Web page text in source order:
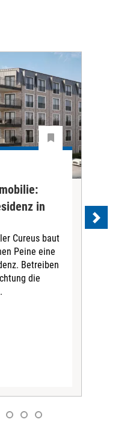
in
Cureus baut
Peine eine
Betreiben
die